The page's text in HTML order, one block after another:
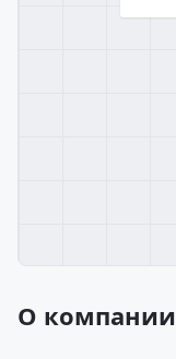
О компании